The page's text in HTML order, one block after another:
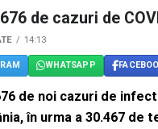
de cazuri de
14:13
WHATSAPP
de noi cazuri de
în urma a 30.467 de